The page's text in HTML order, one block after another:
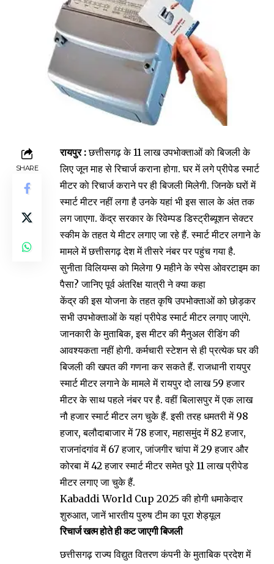
SHARE
रायपुर :छत्तीसगढ़ के 11 लाख उपभाेक्ताओं काे बिजली के
लिए जून माह से रिचार्ज कराना होगा. घर में लगे प्रीपेड स्मार्ट
मीटर काे रिचार्ज कराने पर ही बिजली मिलेगी. जिनके घरों में
स्मार्ट मीटर नहीं लगा है उनके यहां भी इस साल के अंत तक
लग जाएगा. केंद्र सरकार के रिवेम्पड डिस्ट्रीब्यूशन सेक्टर
स्कीम के तहत ये मीटर लगाए जा रहे हैं. स्मार्ट मीटर लगाने के
मामले में छत्तीसगढ़ देश में तीसरे नंबर पर पहुंच गया है.
सुनीता विलियम्स को मिलेगा 9 महीने के स्पेस ओवरटाइम का
पैसा? जानिए पूर्व अंतरिक्ष यात्री ने क्या कहा
केंद्र की इस योजना के तहत कृषि उपभोक्ताओं को छोड़कर
सभी उपभोक्ताओं के यहां प्रीपेड स्मार्ट मीटर लगाए जाएंगे.
जानकारी के मुताबिक, इस मीटर की मैनुअल रीडिंग की
आवश्यकता नहीं हाेगी. कर्मचारी स्टेशन से ही प्रत्येक घर की
बिजली की खपत की गणना कर सकते हैं. राजधानी रायपुर
स्मार्ट मीटर लगाने के मामले में रायपुर दो लाख 59 हजार
मीटर के साथ पहले नंबर पर है. वहीं बिलासपुर में एक लाख
नौ हजार स्मार्ट मीटर लग चुके हैं. इसी तरह धमतरी में 98
हजार, बलौदाबाजार में 78 हजार, महासमुंद में 82 हजार,
राजनांदगांव में 67 हजार, जांजगीर चांपा में 29 हजार और
कोरबा में 42 हजार स्मार्ट मीटर समेत पूरे 11 लाख प्रीपेड
मीटर लगाए जा चुके हैं.
Kabaddi World Cup 2025 की होगी धमाकेदार
शुरुआत, जानें भारतीय पुरुष टीम का पूरा शेड्यूल
रिचार्ज खत्म होते ही कट जाएगी बिजली
छत्तीसगढ़ राज्य विद्युत वितरण कंपनी के मुताबिक प्रदेश में